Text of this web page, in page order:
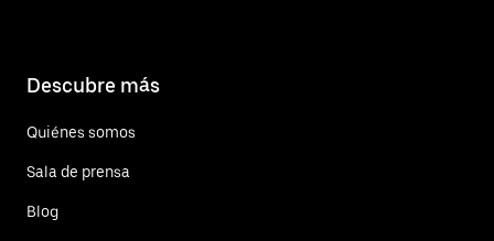
Descubre más
Quiénes somos
Sala de prensa
Blog